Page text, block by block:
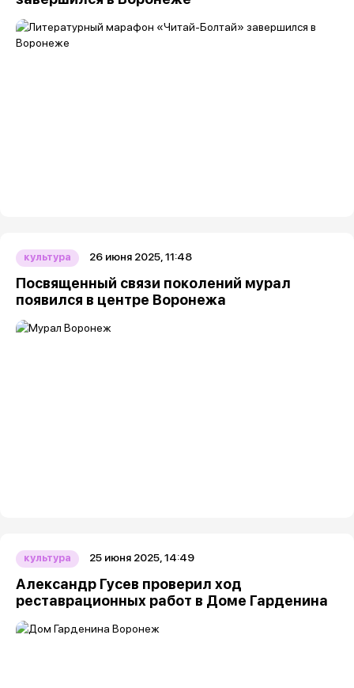
культура 26 июня 2025, 11:48
Посвященный связи поколений мурал
появился в центре Воронежа
культура 25 июня 2025, 14:49
Александр Гусев проверил ход
реставрационных работ в Доме Гарденина